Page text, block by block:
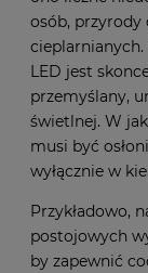
osób, przyrody
LED jest
przemyślany,
świetlnej. W
musi być
wyłącznie w
Przykładowo,
postojowych
by zapewnić